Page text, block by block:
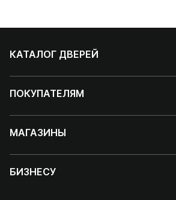
КАТАЛОГ ДВЕРЕЙ
ПОКУПАТЕЛЯМ
МАГАЗИНЫ
БИЗНЕСУ